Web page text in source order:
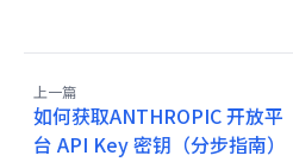
上一篇
如何获取ANTHROPIC 开放平
台 API Key 密钥（分步指南）